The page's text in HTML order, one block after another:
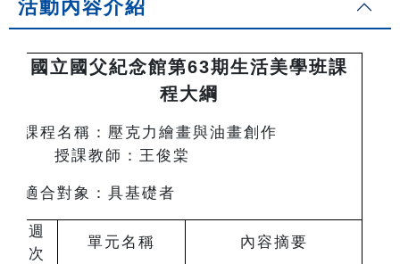
活動內容介紹
國立國父紀念館第63期生活美學班課
程大綱
課程名稱：壓克力繪畫與油畫創作
授課教師：王俊棠
適合對象：具基礎者
週
次
單元名稱 內容摘要